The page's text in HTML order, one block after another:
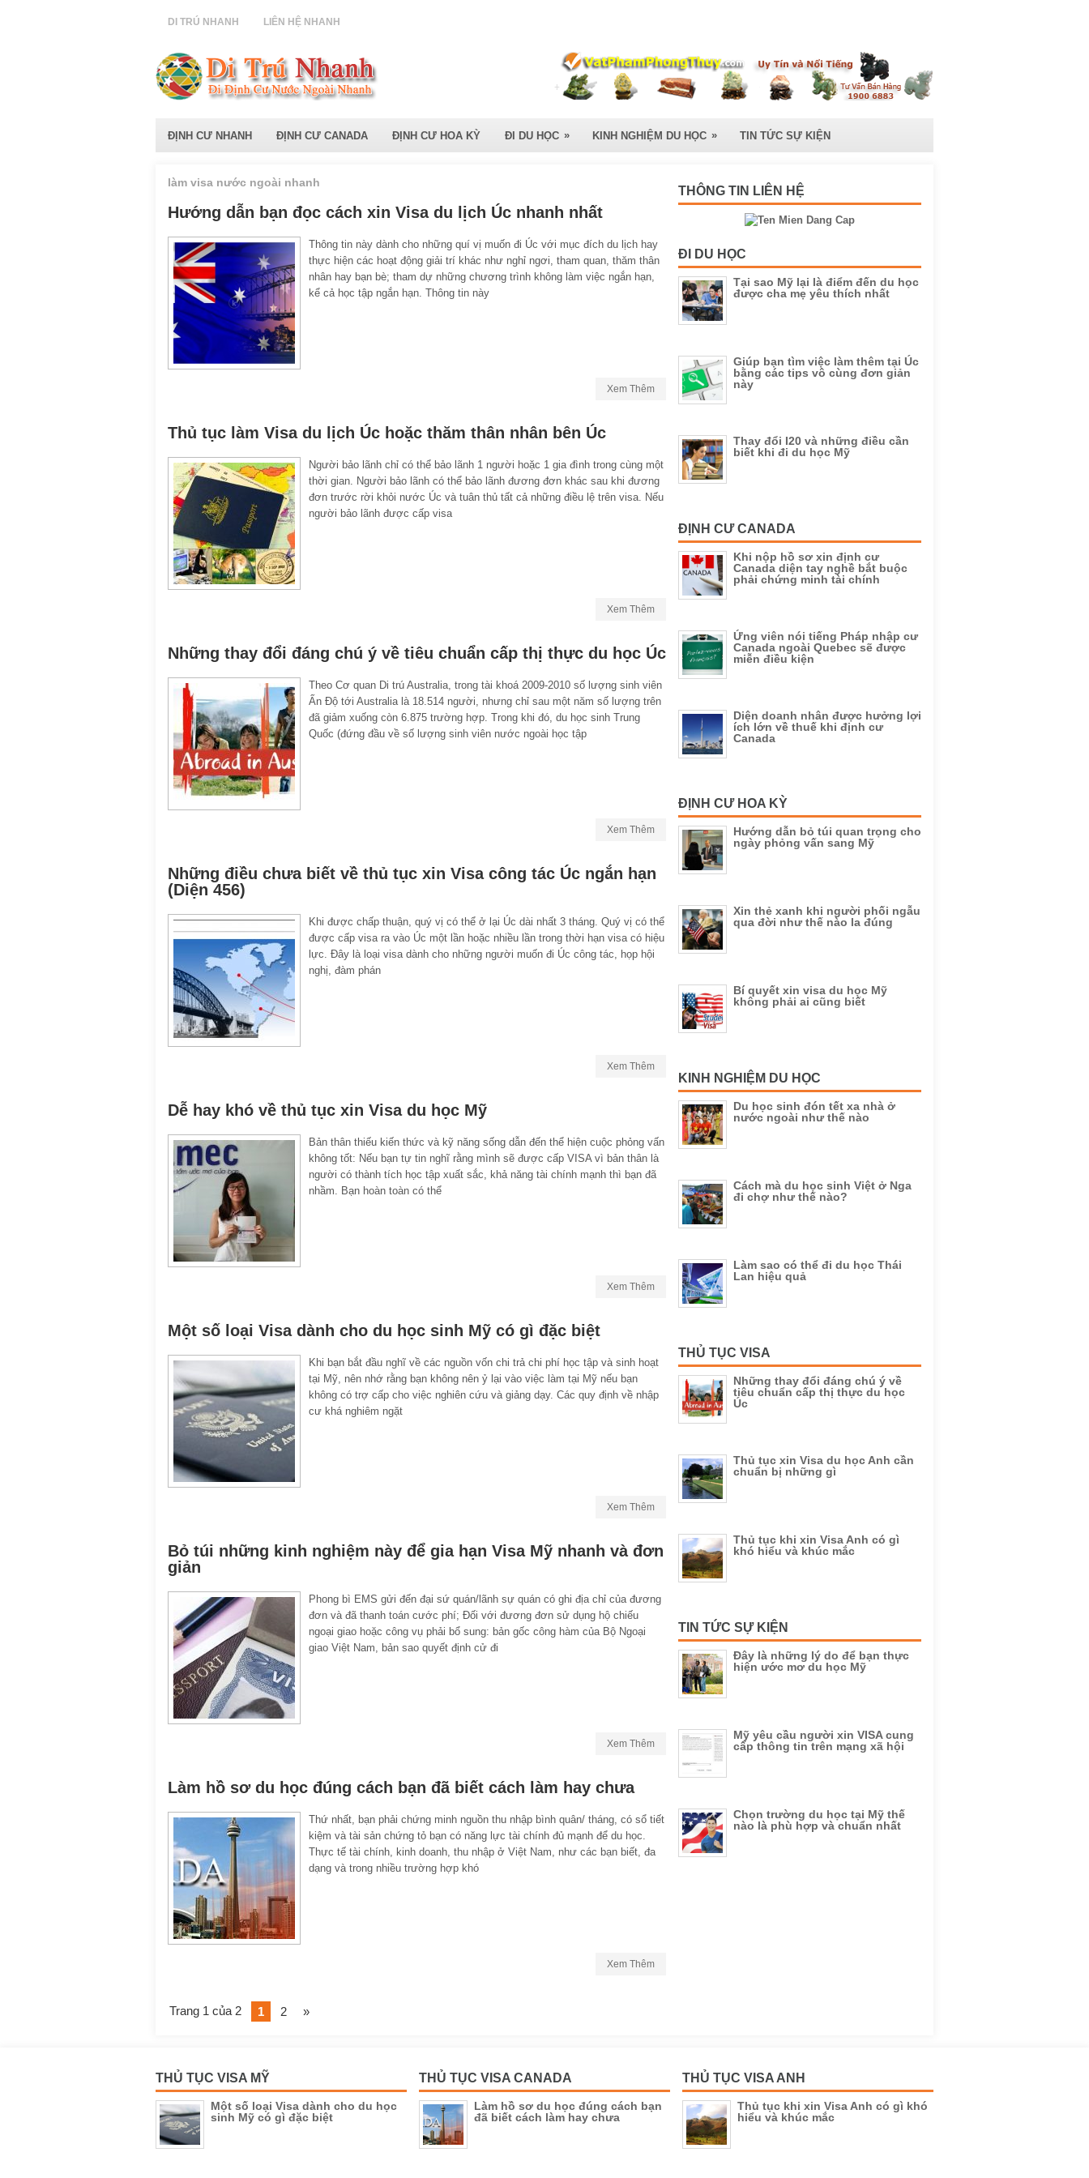
DI TRÚ NHANH LIÊN HỆ NHANH
ĐỊNH CƯ NHANH ĐỊNH CƯ CANADA ĐỊNH CƯ HOA KỲ ĐI DU HỌC » KINH NGHIỆM DU HỌC » TIN TỨC SỰ KIỆN
làm visa nước ngoài nhanh
Hướng dẫn bạn đọc cách xin Visa du lịch Úc nhanh nhất
Thông tin này dành cho những quí vị muốn đi Úc với mục đích du lịch hay
thực hiện các hoạt động giải trí khác như nghỉ ngơi, tham quan, thăm thân
nhân hay bạn bè; tham dự những chương trình không làm việc ngắn hạn,
kể cả học tập ngắn hạn. Thông tin này
Xem Thêm
Thủ tục làm Visa du lịch Úc hoặc thăm thân nhân bên Úc
Người bảo lãnh chỉ có thể bảo lãnh 1 người hoặc 1 gia đình trong cùng một
thời gian. Người bảo lãnh có thể bảo lãnh đương đơn khác sau khi đương
đơn trước rời khỏi nước Úc và tuân thủ tất cả những điều lệ trên visa. Nếu
người bảo lãnh được cấp visa
Xem Thêm
Những thay đổi đáng chú ý về tiêu chuẩn cấp thị thực du học Úc
Theo Cơ quan Di trú Australia, trong tài khoá 2009-2010 số lượng sinh viên
Ấn Độ tới Australia là 18.514 người, nhưng chỉ sau một năm số lượng trên
đã giảm xuống còn 6.875 trường hợp. Trong khi đó, du học sinh Trung
Quốc (đứng đầu về số lượng sinh viên nước ngoài học tập
Xem Thêm
Những điều chưa biết về thủ tục xin Visa công tác Úc ngắn hạn
(Diện 456)
Khi được chấp thuận, quý vị có thể ở lại Úc dài nhất 3 tháng. Quý vị có thể
được cấp visa ra vào Úc một lần hoặc nhiều lần trong thời hạn visa có hiệu
lực. Đây là loại visa dành cho những người muốn đi Úc công tác, họp hội
nghị, đàm phán
Xem Thêm
Dễ hay khó về thủ tục xin Visa du học Mỹ
Bản thân thiếu kiến thức và kỹ năng sống dẫn đến thể hiện cuộc phỏng vấn
không tốt: Nếu bạn tự tin nghĩ rằng mình sẽ được cấp VISA vì bản thân là
người có thành tích học tập xuất sắc, khả năng tài chính mạnh thì bạn đã
nhầm. Bạn hoàn toàn có thể
Xem Thêm
Một số loại Visa dành cho du học sinh Mỹ có gì đặc biệt
Khi bạn bắt đầu nghĩ về các nguồn vốn chi trả chi phí học tập và sinh hoạt
tại Mỹ, nên nhớ rằng bạn không nên ỷ lại vào việc làm tại Mỹ nếu bạn
không có trợ cấp cho việc nghiên cứu và giảng dạy. Các quy định về nhập
cư khá nghiêm ngặt
Xem Thêm
Bỏ túi những kinh nghiệm này để gia hạn Visa Mỹ nhanh và đơn
giản
Phong bì EMS gửi đến đại sứ quán/lãnh sự quán có ghi địa chỉ của đương
đơn và đã thanh toán cước phí; Đối với đương đơn sử dụng hộ chiếu
ngoại giao hoặc công vụ phải bổ sung: bản gốc công hàm của Bộ Ngoại
giao Việt Nam, bản sao quyết định cử đi
Xem Thêm
Làm hồ sơ du học đúng cách bạn đã biết cách làm hay chưa
Thứ nhất, bạn phải chứng minh nguồn thu nhập bình quân/ tháng, có sổ tiết
kiệm và tài sản chứng tỏ bạn có năng lực tài chính đủ mạnh để du học.
Thực tế tài chính, kinh doanh, thu nhập ở Việt Nam, như các bạn biết, đa
dạng và trong nhiều trường hợp khó
Xem Thêm
Trang 1 của 2 1 2 »
THÔNG TIN LIÊN HỆ
ĐI DU HỌC
Tại sao Mỹ lại là điểm đến du học
được cha mẹ yêu thích nhất
Giúp bạn tìm việc làm thêm tại Úc
bằng các tips vô cùng đơn giản
này
Thay đổi I20 và những điều cần
biết khi đi du học Mỹ
ĐỊNH CƯ CANADA
Khi nộp hồ sơ xin định cư
Canada diện tay nghề bắt buộc
phải chứng minh tài chính
Ứng viên nói tiếng Pháp nhập cư
Canada ngoài Quebec sẽ được
miễn điều kiện
Diện doanh nhân được hưởng lợi
ích lớn về thuế khi định cư
Canada
ĐỊNH CƯ HOA KỲ
Hướng dẫn bỏ túi quan trọng cho
ngày phỏng vấn sang Mỹ
Xin thẻ xanh khi người phối ngẫu
qua đời như thế nào la đúng
Bí quyết xin visa du học Mỹ
không phải ai cũng biết
KINH NGHIỆM DU HỌC
Du học sinh đón tết xa nhà ở
nước ngoài như thế nào
Cách mà du học sinh Việt ở Nga
đi chợ như thế nào?
Làm sao có thể đi du học Thái
Lan hiệu quả
THỦ TỤC VISA
Những thay đổi đáng chú ý về
tiêu chuẩn cấp thị thực du học
Úc
Thủ tục xin Visa du học Anh cần
chuẩn bị những gì
Thủ tục khi xin Visa Anh có gì
khó hiểu và khúc mắc
TIN TỨC SỰ KIỆN
Đây là những lý do để bạn thực
hiện ước mơ du học Mỹ
Mỹ yêu cầu người xin VISA cung
cấp thông tin trên mạng xã hội
Chọn trường du học tại Mỹ thế
nào là phù hợp và chuẩn nhất
THỦ TỤC VISA MỸ
Một số loại Visa dành cho du học
sinh Mỹ có gì đặc biệt
THỦ TỤC VISA CANADA
Làm hồ sơ du học đúng cách bạn
đã biết cách làm hay chưa
THỦ TỤC VISA ANH
Thủ tục khi xin Visa Anh có gì khó
hiểu và khúc mắc